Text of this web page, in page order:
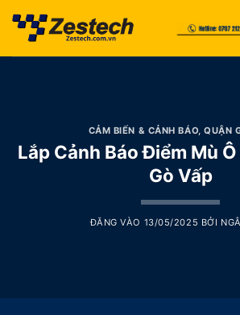
qua
CẢM BIẾN & CẢNH BÁO,QUẬN
Lắp Cảnh Báo Điểm Mù
Gò Vấp
ĐĂNG VÀO 13/05/2025 BỞI